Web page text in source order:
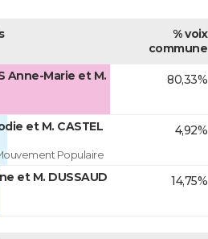
% voix
commune
Anne-Marie et M.
80,33%
et M. CASTEL
Populaire
4,92%
et M. DUSSAUD
14,75%